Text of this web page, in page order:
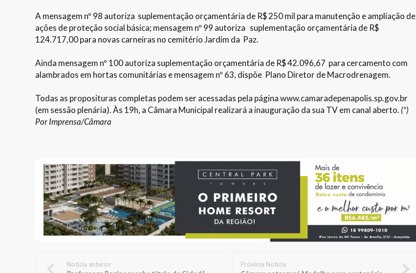
A mensagem nº 98 autoriza suplementação orçamentária de R$ 250 mil para manutenção e ampliação de
ações de proteção social básica; mensagem nº 99 autoriza suplementação orçamentária de R$
124.717,00 para novas carneiras no cemitério Jardim da Paz.
Ainda mensagem nº 100 autoriza suplementação orçamentária de R$ 42.096,67 para cercamento com
alambrados em hortas comunitárias e mensagem nº 63, dispõe Plano Diretor de Macrodrenagem.
Todas as proposituras completas podem ser acessadas pela página www.camaradepenapolis.sp.gov.br
(em sessão plenária). Às 19h, a Câmara Municipal realizará a inauguração da sua TV em canal aberto. (*)
Por Imprensa/Câmara
Notícia anterior Próxima Notícia